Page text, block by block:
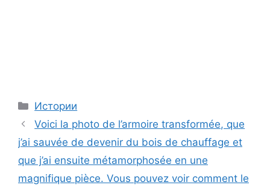
Categories
Истории
Voici la photo de l’armoire transformée, que
j’ai sauvée de devenir du bois de chauffage et
que j’ai ensuite métamorphosée en une
magnifique pièce. Vous pouvez voir comment le